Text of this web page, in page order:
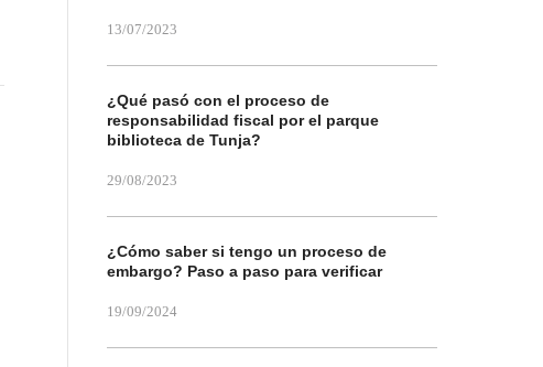
13/07/2023
¿Qué pasó con el proceso de
responsabilidad fiscal por el parque
biblioteca de Tunja?
29/08/2023
¿Cómo saber si tengo un proceso de
embargo? Paso a paso para verificar
19/09/2024